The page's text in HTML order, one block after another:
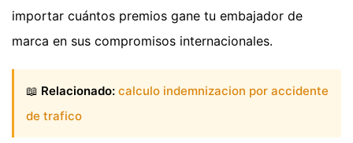
importar cuántos premios gane tu embajador de
marca en sus compromisos internacionales.
📖 Relacionado: calculo indemnizacion por accidente
de trafico